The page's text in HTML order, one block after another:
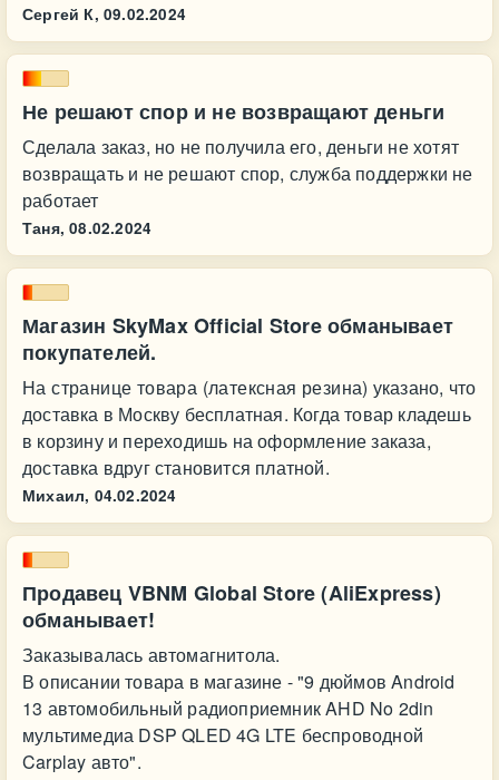
Сергей К, 09.02.2024
Не решают спор и не возвращают деньги
Сделала заказ, но не получила его, деньги не хотят
возвращать и не решают спор, служба поддержки не
работает
Таня, 08.02.2024
Магазин SkyMax Official Store обманывает
покупателей.
На странице товара (латексная резина) указано, что
доставка в Москву бесплатная. Когда товар кладешь
в корзину и переходишь на оформление заказа,
доставка вдруг становится платной.
Михаил, 04.02.2024
Продавец VBNM Global Store (AliExpress)
обманывает!
Заказывалась автомагнитола.
В описании товара в магазине - "9 дюймов Android
13 автомобильный радиоприемник AHD No 2din
мультимедиа DSP QLED 4G LTE беспроводной
Carplay авто".